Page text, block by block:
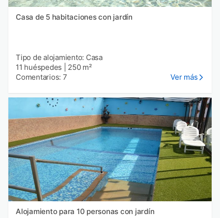
Casa de 5 habitaciones con jardín
Tipo de alojamiento: Casa
11 huéspedes
250 m²
Comentarios: 7
Ver más
Alojamiento para 10 personas con jardín